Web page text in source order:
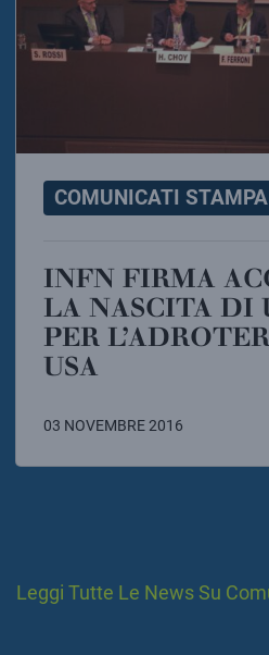
COMUNICATI
INFN FIRMA ACCORDO PER
LA NASCITA DI
PER
USA
03 NOVEMBRE 2016
Leggi Tutte Le News Su